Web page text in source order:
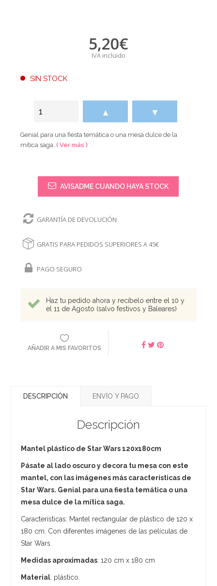
5,20€
IVA incluido
SIN STOCK
▲ ▼
Genial para una fiesta temática o una mesa dulce de la
mítica saga.( Ver más )
AVISADME CUANDO HAYA STOCK
GARANTÍA DE DEVOLUCIÓN
GRATIS PARA PEDIDOS SUPERIORES A 45€
PAGO SEGURO
Haz tu pedido ahora y recíbelo entre el 10 y
el 11 de Agosto (salvo festivos y Baleares)
AÑADIR A MIS FAVORITOS
DESCRIPCIÓN ENVÍO Y PAGO
Descripción
Mantel plástico de Star Wars 120x180cm
Pásate al lado oscuro y decora tu mesa con este
mantel, con las imágenes más características de
Star Wars. Genial para una fiesta temática o una
mesa dulce de la mítica saga.
Características: Mantel rectangular de plástico de 120 x
180 cm. Con diferentes imágenes de las películas de
Star Wars.
Medidas aproximadas: 120 cm x 180 cm
Material: plástico.